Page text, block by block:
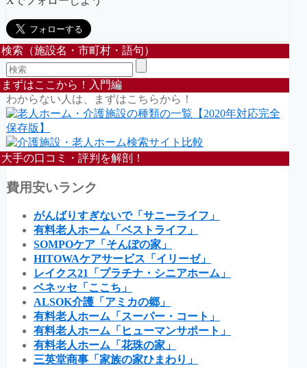
検索（施設名・市町村・語句）
まずはここから！入門編
わからない人は、まずはこちらから！
大手の口コミ・評判を解剖！
費用安いランク
がんばりすぎないで「サニーライフ」
有料老人ホーム「ベストライフ」
SOMPOケア「そんぽの家」
HITOWAケアサービス「イリーゼ」
レイクス21「プラチナ・シニアホーム」
ベネッセ「ここち」
ALSOK介護「アミカの郷」
有料老人ホーム「スーパー・コート」
有料老人ホーム「ヒューマンサポート」
有料老人ホーム「花珠の家」
三英堂商事「家族の家ひまわり」